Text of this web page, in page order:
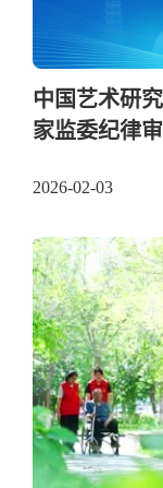
中国艺术研
家监委纪律
2026-02-03